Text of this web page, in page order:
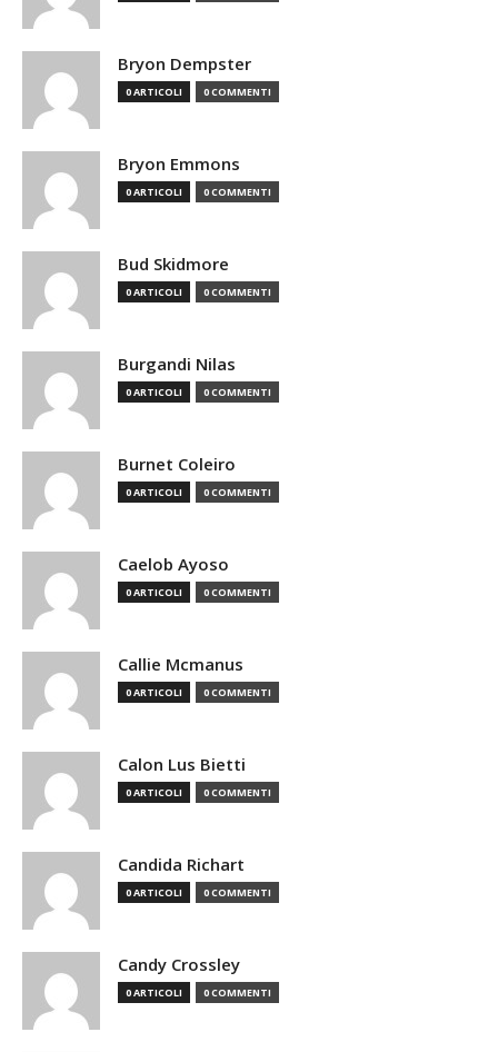
Bryon Dempster
0 ARTICOLI 0 COMMENTI
Bryon Emmons
0 ARTICOLI 0 COMMENTI
Bud Skidmore
0 ARTICOLI 0 COMMENTI
Burgandi Nilas
0 ARTICOLI 0 COMMENTI
Burnet Coleiro
0 ARTICOLI 0 COMMENTI
Caelob Ayoso
0 ARTICOLI 0 COMMENTI
Callie Mcmanus
0 ARTICOLI 0 COMMENTI
Calon Lus Bietti
0 ARTICOLI 0 COMMENTI
Candida Richart
0 ARTICOLI 0 COMMENTI
Candy Crossley
0 ARTICOLI 0 COMMENTI